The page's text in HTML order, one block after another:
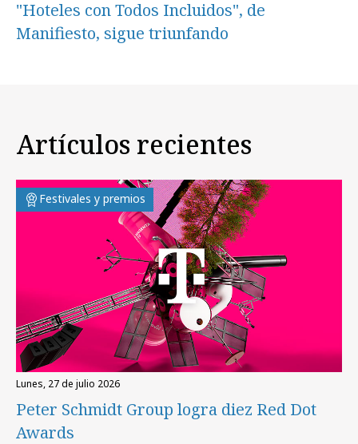
"Hoteles con Todos Incluidos", de
Manifiesto, sigue triunfando
Artículos recientes
Festivales y premios
lunes, 27 de julio 2026
Peter Schmidt Group logra diez Red Dot
Awards